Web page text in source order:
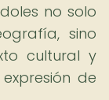
no solo
sino
cultural y
de